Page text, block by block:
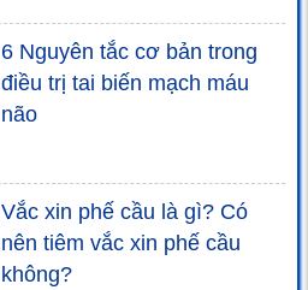
6 Nguyên tắc cơ bản trong
điều trị tai biến mạch máu
não
Vắc xin phế cầu là gì? Có
nên tiêm vắc xin phế cầu
không?